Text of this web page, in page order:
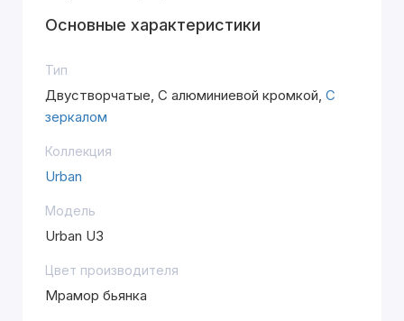
Основные характеристики
Тип
Двустворчатые, С алюминиевой кромкой, С
зеркалом
Коллекция
Urban
Модель
Urban U3
Цвет производителя
Мрамор бьянка